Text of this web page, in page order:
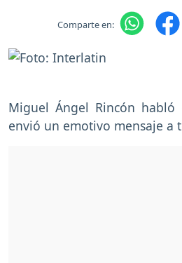
Comparte en:
Miguel Ángel Rincón habló
envió un emotivo mensaje a